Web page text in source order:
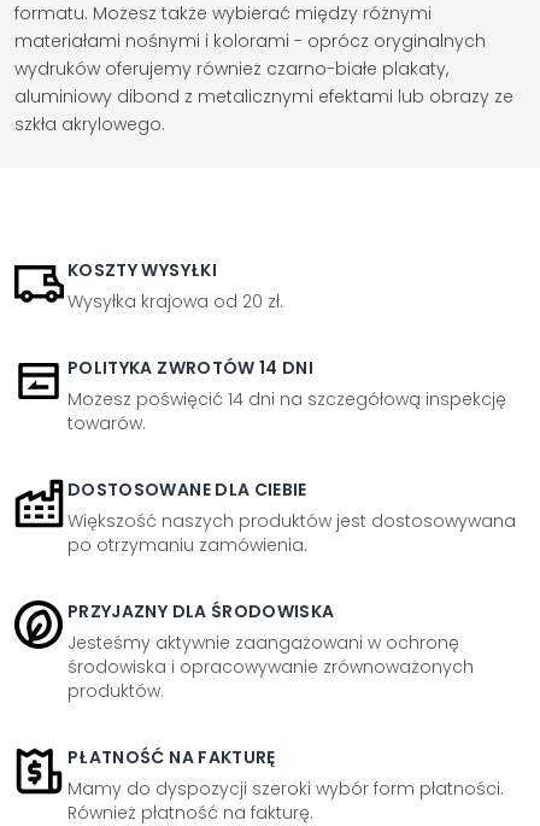
formatu. Możesz także wybierać między różnymi
materiałami nośnymi i kolorami - oprócz oryginalnych
wydruków oferujemy również czarno-białe plakaty,
aluminiowy dibond z metalicznymi efektami lub obrazy ze
szkła akrylowego.
KOSZTY WYSYŁKI
Wysyłka krajowa od 20 zł.
POLITYKA ZWROTÓW 14 DNI
Możesz poświęcić 14 dni na szczegółową inspekcję
towarów.
DOSTOSOWANE DLA CIEBIE
Większość naszych produktów jest dostosowywana
po otrzymaniu zamówienia.
PRZYJAZNY DLA ŚRODOWISKA
Jesteśmy aktywnie zaangażowani w ochronę
środowiska i opracowywanie zrównoważonych
produktów.
PŁATNOŚĆ NA FAKTURĘ
Mamy do dyspozycji szeroki wybór form płatności.
Również płatność na fakturę.